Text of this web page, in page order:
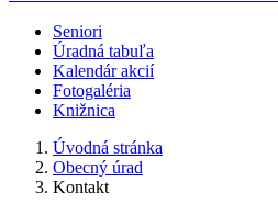
Seniori
Úradná tabuľa
Kalendár akcií
Fotogaléria
Knižnica
Úvodná stránka
Obecný úrad
Kontakt